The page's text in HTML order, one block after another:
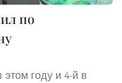
по
году и 4-й в